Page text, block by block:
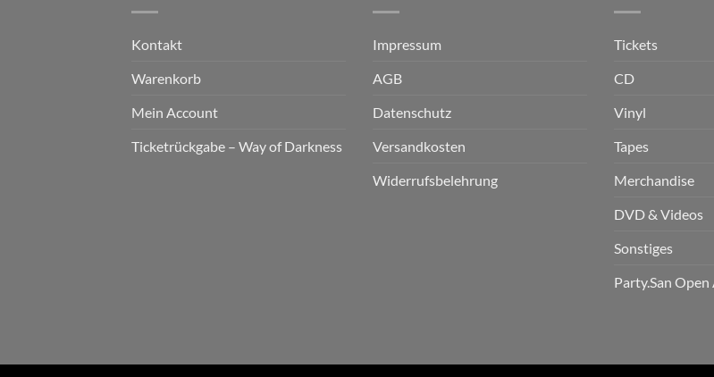
Kontakt
Warenkorb
Mein Account
Ticketrückgabe – Way of Darkness
Impressum
AGB
Datenschutz
Versandkosten
Widerrufsbelehrung
Tickets
CD
Vinyl
Tapes
Merchandise
DVD & Videos
Sonstiges
Party.San Open